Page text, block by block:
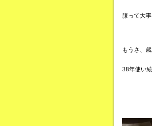
膝って大事
もうさ、
38年使い